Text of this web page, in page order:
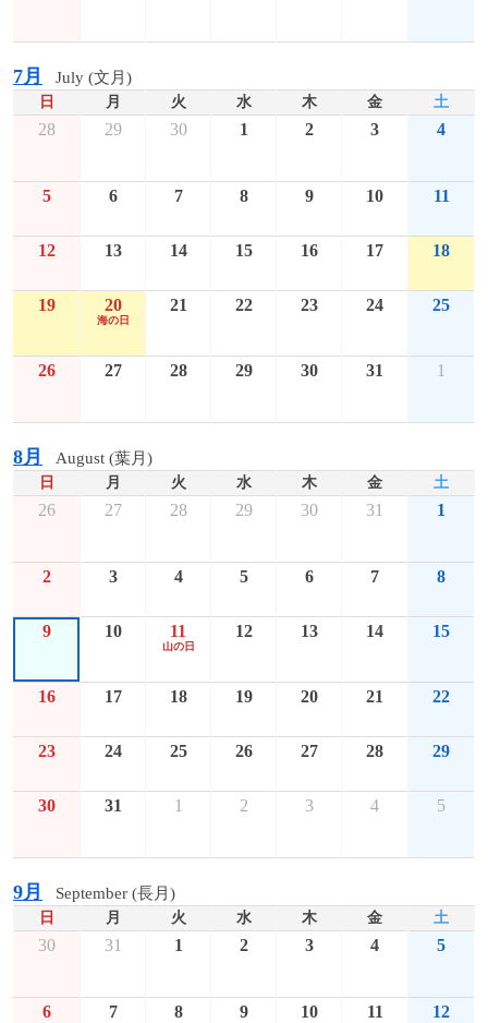
7月 July (文月)
日 月 火 水 木 金 土
28 29 30 1 2 3 4
5 6 7 8 9 10 11
12 13 14 15 16 17 18
19 20
海の日
21 22 23 24 25
26 27 28 29 30 31 1
8月 August (葉月)
日 月 火 水 木 金 土
26 27 28 29 30 31 1
2 3 4 5 6 7 8
9 10 11
山の日
12 13 14 15
16 17 18 19 20 21 22
23 24 25 26 27 28 29
30 31 1 2 3 4 5
9月 September (長月)
日 月 火 水 木 金 土
30 31 1 2 3 4 5
6 7 8 9 10 11 12